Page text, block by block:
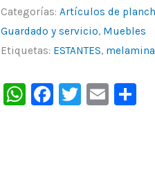
Categorías:Artículos de
Guardado y servicio, Muebles
Etiquetas: ESTANTES, melamina
WhatsApp
Facebook
Twitter
Email